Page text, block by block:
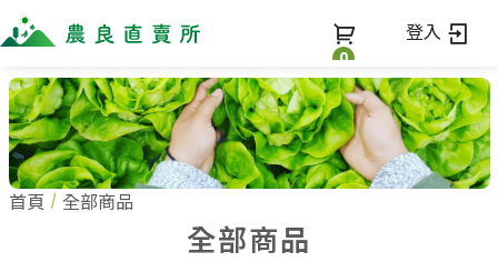
0
登入
全部商品
全部商品
當季優質水果專區
最新消息
首頁 全部商品
全部商品